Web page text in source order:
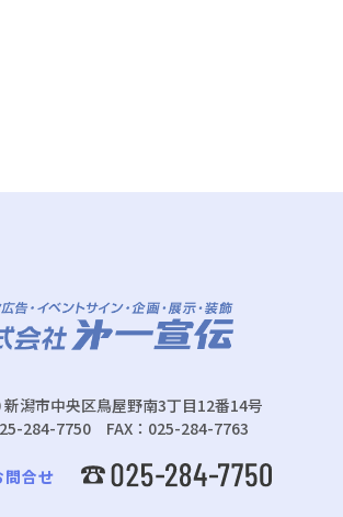
新潟市中央区鳥屋野南3丁目12番14号
284-7750 FAX：025-284-7763
問合せ